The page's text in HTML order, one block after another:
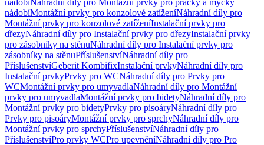
nádobíNáhradní díly pro Montážní prvky pro pračky a myčky
nádobíMontážní prvky pro konzolové zatíženíNáhradní díly pro
Montážní prvky pro konzolové zatíženíInstalační prvky pro
dřezyNáhradní díly pro Instalační prvky pro dřezyInstalační prvky
pro zásobníky na stěnuNáhradní díly pro Instalační prvky pro
zásobníky na stěnuPříslušenstvíNáhradní díly pro
PříslušenstvíGeberit KombifixInstalační prvkyNáhradní díly pro
Instalační prvkyPrvky pro WCNáhradní díly pro Prvky pro
WCMontážní prvky pro umyvadlaNáhradní díly pro Montážní
prvky pro umyvadlaMontážní prvky pro bidetyNáhradní díly pro
Montážní prvky pro bidetyPrvky pro pisoáryNáhradní díly pro
Prvky pro pisoáryMontážní prvky pro sprchyNáhradní díly pro
Montážní prvky pro sprchyPříslušenstvíNáhradní díly pro
PříslušenstvíPro prvky WCPro upevněníNáhradní díly pro Pro